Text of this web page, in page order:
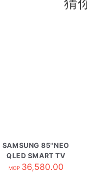
SAMSUNG 85"NEO
QLED SMART TV
QA85QN70HAJXZK
MOP 36,580.00